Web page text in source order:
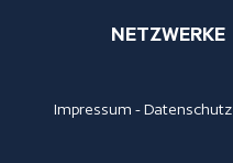
NETZWERKE
Impressum -Datenschutz